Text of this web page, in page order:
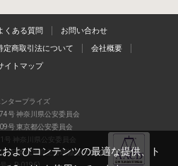
くある質問 お問い合わせ
定商取引法について 会社概要
イトマップ
タープライズ
号 神奈川県公安委員会
号 東京都公安委員会
神奈川県公安委員会
日本流通自主管理協会)の正会
よびコンテンツの最適な提供、ト